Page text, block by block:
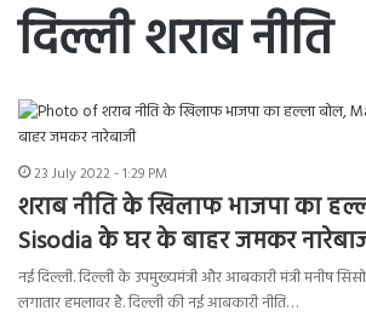
दिल्ली शराब नीति
23 July 2022 - 1:29 PM
शराब नीति के खिलाफ भाजपा का
Sisodia के घर के बाहर जमकर
नई दिल्ली. दिल्ली के उपमुख्यमंत्री और आबकारी मंत्री मनीष
लगातार हमलावर है. दिल्ली की नई आबकारी नीति…